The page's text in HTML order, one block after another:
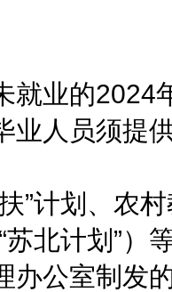
的2024年
业人员须提
划、农村
苏北计划”
办公室制发